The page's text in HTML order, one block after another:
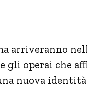
arriveranno
gli operai che
nuova